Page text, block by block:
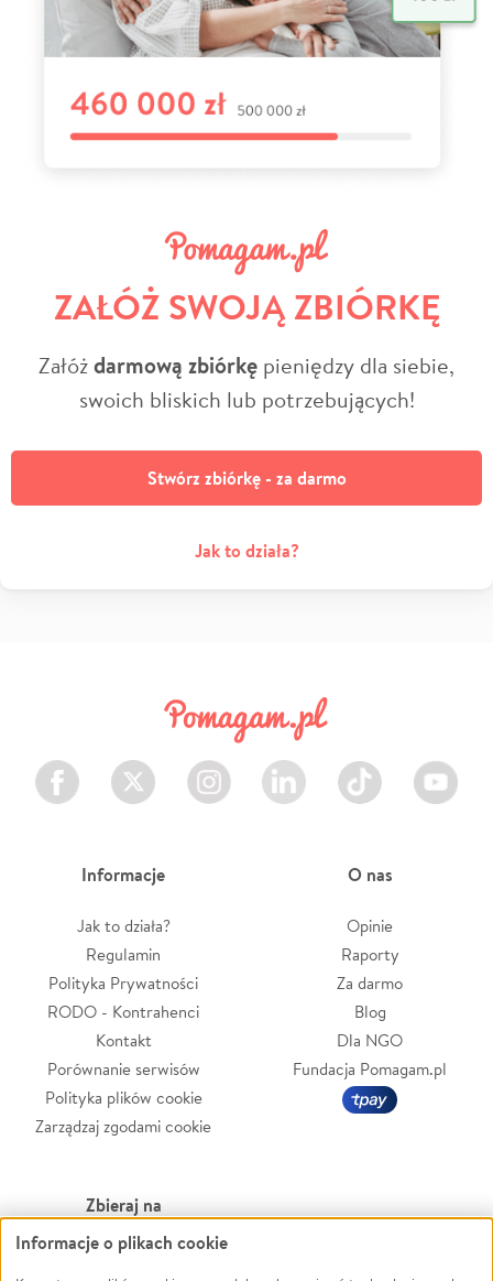
ZAŁÓŻ SWOJĄ ZBIÓRKĘ
Załóżdarmową zbiórkę pieniędzy dla siebie,
swoich bliskich lub potrzebujących!
Stwórz zbiórkę - za darmo
Jak to działa?
Facebook Twitter Instagram LinkedIn TikTok Youtube
Informacje
Jak to działa?
Regulamin
Polityka Prywatności
RODO - Kontrahenci
Kontakt
Porównanie serwisów
Polityka plików cookie
Zarządzaj zgodami cookie
O nas
Opinie
Raporty
Za darmo
Blog
Dla NGO
Fundacja Pomagam.pl
Zbieraj na
Leczenie
Informacje o plikach cookie